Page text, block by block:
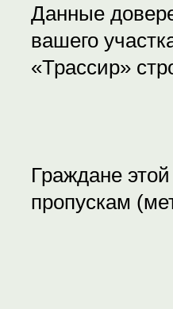
Данные
вашего
«Трассир»
Граждане
пропускам